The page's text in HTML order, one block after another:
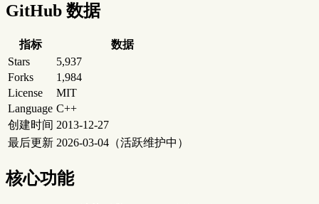
GitHub 数据
指标
数据
Stars
5,937
Forks
1,984
License
MIT
Language C++
创建时间 2013-12-27
最后更新 2026-03-04（活跃维护中）
核心功能